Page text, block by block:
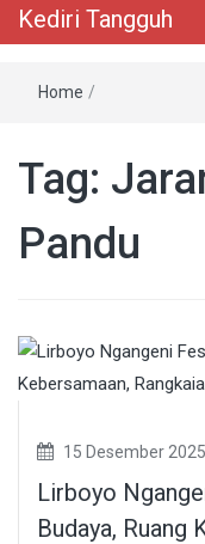
Kediri Tangguh
Home /
Tag:
Pandu
15 Desember 2025
Lirboyo
Budaya, Ruang